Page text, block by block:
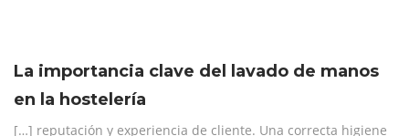
La importancia clave del lavado de manos
en la hostelería
[…] reputación y experiencia de cliente. Una correcta higiene